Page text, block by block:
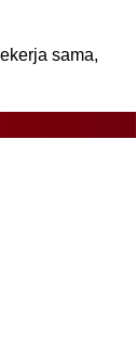
sama,